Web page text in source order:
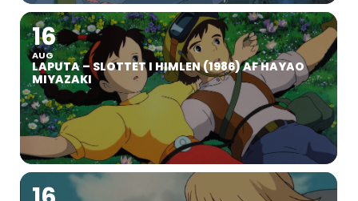
16
AUG
LAPUTA – SLOTTET I HIMLEN (1986) AF HAYAO
MIYAZAKI